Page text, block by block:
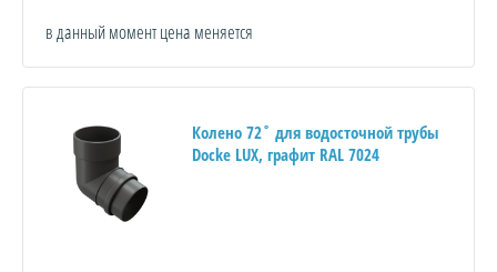
в данный момент цена меняется
Колено 72˚ для водосточной трубы
Docke LUX, графит RAL 7024